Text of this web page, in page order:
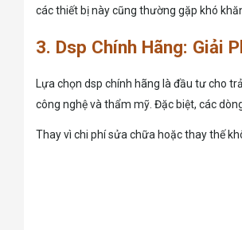
các thiết bị này cũng thường gặp khó
3. Dsp Chính Hãng: Giải
Lựa chọn dsp chính hãng là đầu tư cho
công nghệ và thẩm mỹ. Đặc biệt, các
Thay vì chi phí sửa chữa hoặc thay thế